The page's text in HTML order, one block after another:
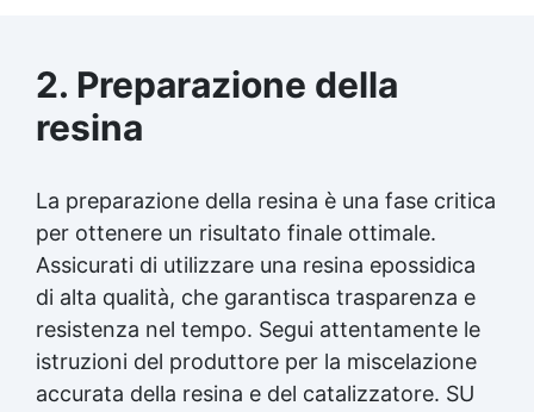
2. Preparazione della
resina
La preparazione della resina è una fase critica
per ottenere un risultato finale ottimale.
Assicurati di utilizzare una resina epossidica
di alta qualità, che garantisca trasparenza e
resistenza nel tempo. Segui attentamente le
istruzioni del produttore per la miscelazione
accurata della resina e del catalizzatore. SU